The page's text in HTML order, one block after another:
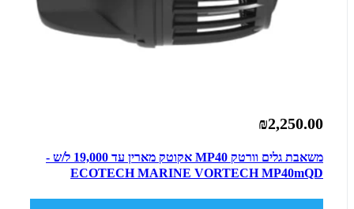
₪2,250.00
משאבת גלים וורטק MP40 אקוטק מארין עד 19,000 ל/ש -
ECOTECH MARINE VORTECH MP40mQD